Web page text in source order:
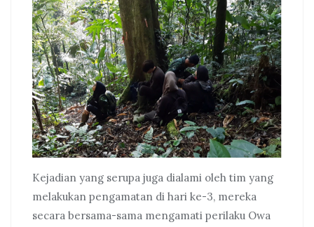
Kejadian yang serupa juga dialami oleh tim yang
melakukan pengamatan di hari ke-3, mereka
secara bersama-sama mengamati perilaku Owa